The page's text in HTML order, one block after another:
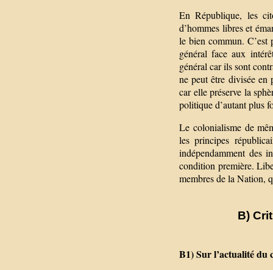
En République, les
d’hommes libres et
le bien commun. C’est
général face aux
général car ils sont
ne peut être divisée en
car elle préserve la
politique d’autant plus
Le colonialisme de
les principes
indépendamment des
condition première.
membres de la Nation,
B)
B1) Sur l’actualité du